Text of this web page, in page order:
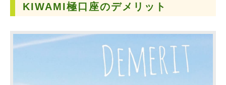
KIWAMI極口座のデメリット